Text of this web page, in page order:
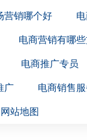
营销哪个好
电商营销有哪
电商推广专员
广 电商销售
网站地图